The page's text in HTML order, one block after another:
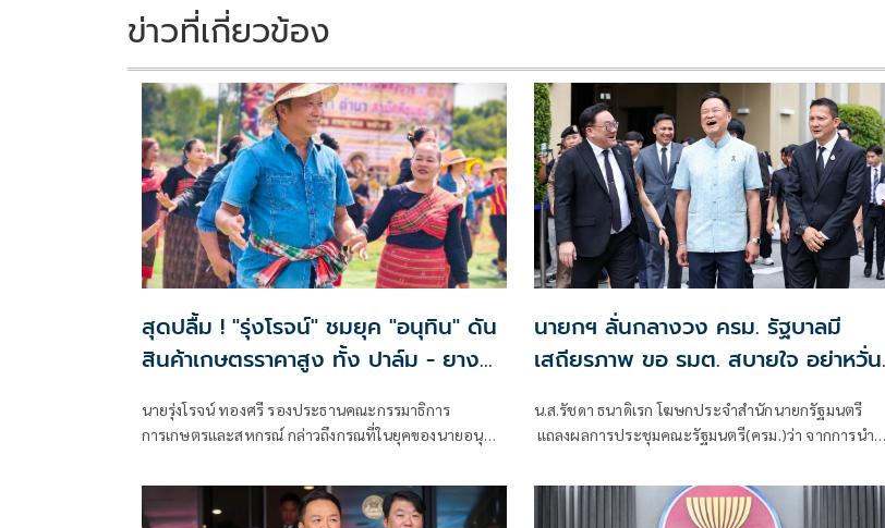
k k
ข่าวที่เกี่ยวข้อง
สุดปลื้ม ! "รุ่งโรจน์" ชมยุค "อนุทิน" ดัน
สินค้าเกษตรราคาสูง ทั้ง ปาล์ม - ยาง
เป็นรูปธรรม พร้อมเดินหน้าลดต้นทุนปุ๋ย
นายรุ่งโรจน์ ทองศรี รองประธานคณะกรรมาธิการ
การเกษตรและสหกรณ์ กล่าวถึงกรณที่ในยุคของนายอนุทิน
ปาล์ม มีราคาที่สูงขึ้น ว่า ในยุคของของท่านอนุทินเป็น
นายกรัฐมนตรี
นายกฯ ลั่นกลางวง ครม. รัฐบาลมี
เสถียรภาพ ขอ รมต. สบายใจ อย่าหวั่น
น.ส.รัชดา ธนาดิเรก โฆษกประจำสำนักนายกรัฐมนตรี
แถลงผลการประชุมคณะรัฐมนตรี(ครม.)ว่า จากการนำ
ทราบคำตอบจากพรรคร่วมรัฐบาลและนายกฯไปแล้วว่า
รัฐบาลนี้มีเสถียรภาพและทำงานร่วมกันอย่างเต็มที่